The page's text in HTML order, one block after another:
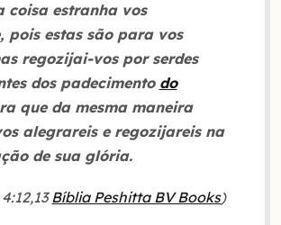
coisa estranha vos
pois estas são para vos
regozijai-vos por serdes
dos padecimento do
que da mesma maneira
alegrareis e regozijareis na
de sua glória.
Bíblia Peshitta BV Books)